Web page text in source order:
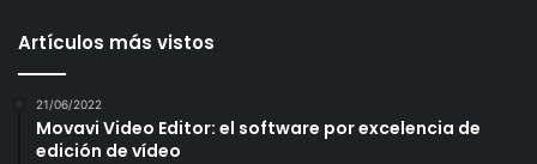
Artículos más vistos
21/06/2022
Movavi Video Editor: el software por excelencia de
edición de vídeo